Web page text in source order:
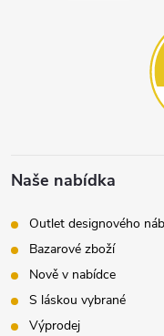
Naše nabídka
Outlet designového
Bazarové zboží
Nově v nabídce
S láskou vybrané
Výprodej